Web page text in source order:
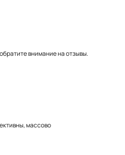
внимание на отзывы.
массово